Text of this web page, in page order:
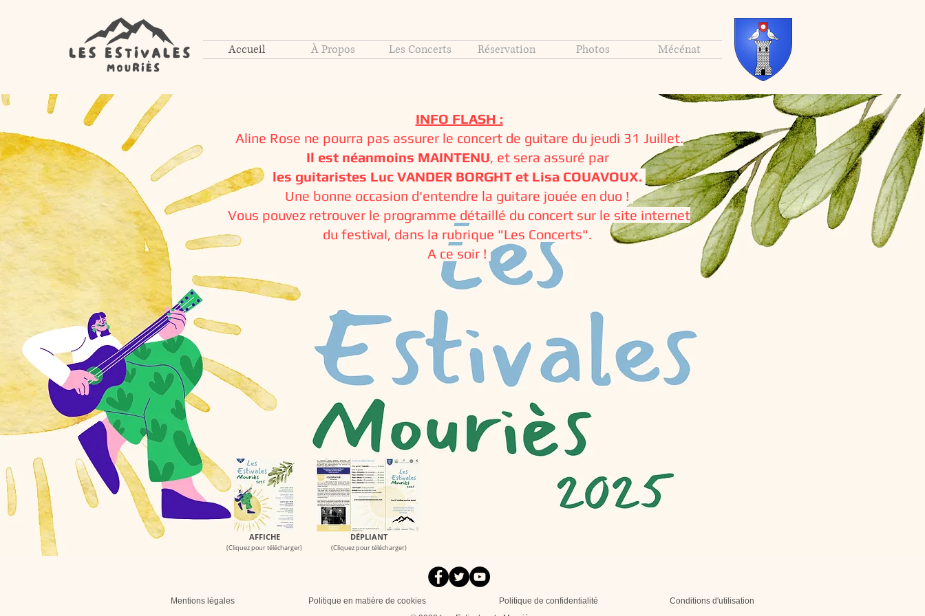
Accueil À Propos Les Concerts Réservation Photos Mécénat
INFO FLASH :
Aline Rose ne pourra pas assurer le concert de guitare du jeudi 31 Juillet.
Il est néanmoins MAINTENU, et sera assuré par
les guitaristes Luc VANDER BORGHT et Lisa COUAVOUX.
Une bonne occasion d'entendre la guitare jouée en duo !
Vous pouvez retrouver le programme détaillé du concert sur le site internet
du festival, dans la rubrique "Les Concerts".
A ce soir !
AFFICHE
(Cliquez pour télécharger)
DÉPLIANT
(Cliquez pour télécharger)
Mentions légales Politique en matière de cookies Politique de confidentialité
Conditions d'utilisation